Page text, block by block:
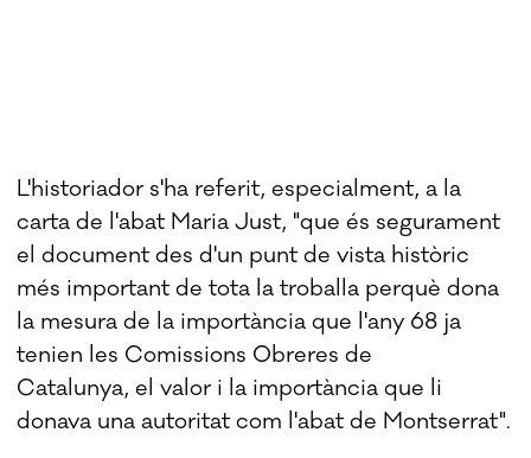
L'historiador s'ha referit, especialment, a la
carta de l'abat Maria Just, "que és segurament
el document des d'un punt de vista històric
més important de tota la troballa perquè dona
la mesura de la importància que l'any 68 ja
tenien les Comissions Obreres de
Catalunya, el valor i la importància que li
donava una autoritat com l'abat de Montserrat".